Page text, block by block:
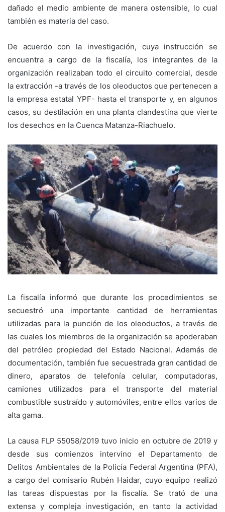
dañado el medio ambiente de manera ostensible, lo cual
también es materia del caso.
De acuerdo con la investigación, cuya instrucción se
encuentra a cargo de la fiscalía, los integrantes de la
organización realizaban todo el circuito comercial, desde
la extracción -a través de los oleoductos que pertenecen a
la empresa estatal YPF- hasta el transporte y, en algunos
casos, su destilación en una planta clandestina que vierte
los desechos en la Cuenca Matanza-Riachuelo.
La fiscalía informó que durante los procedimientos se
secuestró una importante cantidad de herramientas
utilizadas para la punción de los oleoductos, a través de
las cuales los miembros de la organización se apoderaban
del petróleo propiedad del Estado Nacional. Además de
documentación, también fue secuestrada gran cantidad de
dinero, aparatos de telefonía celular, computadoras,
camiones utilizados para el transporte del material
combustible sustraído y automóviles, entre ellos varios de
alta gama.
La causa FLP 55058/2019 tuvo inicio en octubre de 2019 y
desde sus comienzos intervino el Departamento de
Delitos Ambientales de la Policía Federal Argentina (PFA),
a cargo del comisario Rubén Haidar, cuyo equipo realizó
las tareas dispuestas por la fiscalía. Se trató de una
extensa y compleja investigación, en tanto la actividad